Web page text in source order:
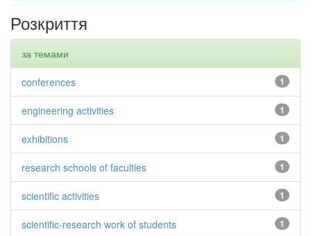
Розкриття
за темами
1
conferences
1
engineering activities
1
exhibitions
1
research schools of faculties
1
scientific activities
1
scientific-research work of students